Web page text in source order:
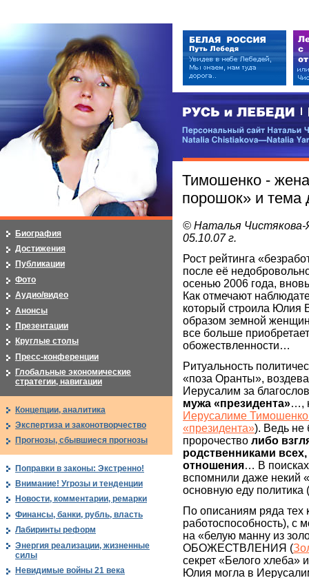
РУСЬ и ЛЕБЕДИ | RUSI —
Персональный сайт Натальи
Тимошенко -
порошок» и тема
© Наталья Чистякова-
05.10.07 г.
Рост рейтинга
после её
осенью 2006 года,
Как отмечают
который строила Юлия
образом земной
все больше
обожествленности…
Ритуальность
«поза Оранты»,
Иерусалим за
мужа «президента»…,
Иерусалиме
«президента»). Ведь не
пророчество либо
родственниками
отношения… В
вспомнили даже некий
основную еду политика (
По описаниям ряда тех
работоспособность), с
на «белую манну из
ОБОЖЕСТВЛЕНИЯ (
секрет «Белого хлеба»
Юлия могла в
Биография
Достижения
Публикации
Фото
Аудио/видео
Анонсы
Презентации
Круглые столы
Пресс-конференции
Глобальные экономические
стратегии, навигации
Концепции, аналитика
Экспертиза и законотворчество
Прогнозы, сбывшиеся прогнозы
Поправки в законы: Экстренно!
Внимание! Угрозы и тенденции
Новости, комментарии, ремарки
Финансы, банки, рубль, власть
Лабиринты реформ
Энергия реализации, жизненные
силы
Невидимые войны 21 века